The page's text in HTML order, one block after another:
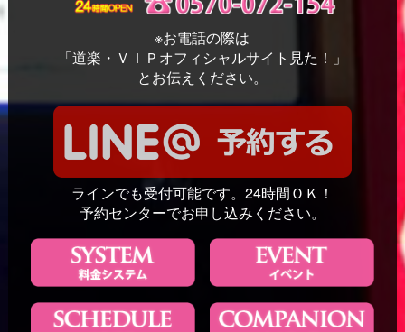
※お電話の際は
「道楽・ＶＩＰオフィシャルサイト見た！」
とお伝えください。
ラインでも受付可能です。24時間ＯＫ！
予約センターでお申し込みください。